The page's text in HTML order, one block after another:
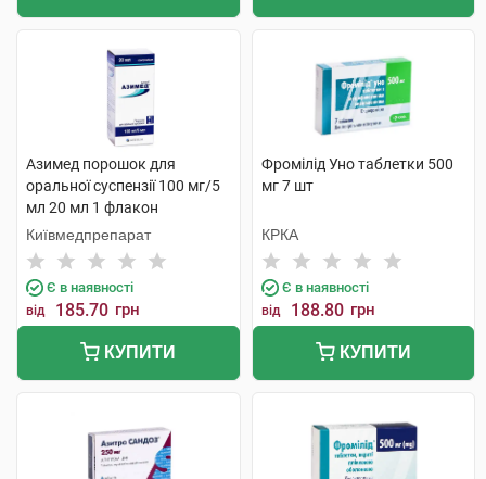
Азимед порошок для
оральної суспензії 100 мг/5
мл 20 мл 1 флакон
Київмедпрепарат
Є в наявності
від 185.70 грн
КУПИТИ
Фромілід Уно таблетки 500
мг 7 шт
КРКА
Є в наявності
від 188.80 грн
КУПИТИ